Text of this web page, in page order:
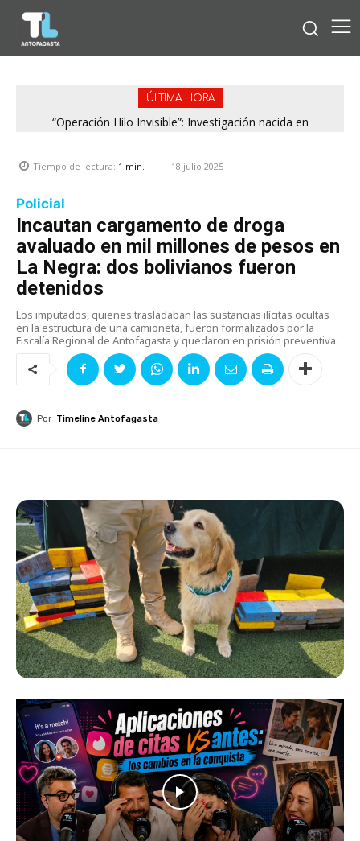
ÚLTIMA HORA
“Operación Hilo Invisible”: Investigación nacida en
Tiempo de lectura: 1 min. 18 julio 2025
Policial
Incautan cargamento de droga
avaluado en mil millones de pesos en
La Negra: dos bolivianos fueron
detenidos
Los imputados, quienes trasladaban las sustancias ilícitas ocultas
en la estructura de una camioneta, fueron formalizados por la
Fiscalía Regional de Antofagasta y quedaron en prisión preventiva.
Por Timeline Antofagasta